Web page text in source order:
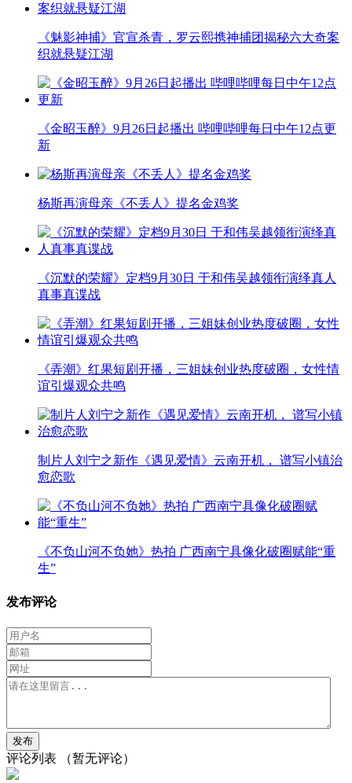
《魅影神捕》官宣杀青，罗云熙携神捕团揭秘六大奇案
织就悬疑江湖
《金昭玉醉》9月26日起播出 哔哩哔哩每日中午12点更
新
杨斯再演母亲《不丢人》提名金鸡奖
《沉默的荣耀》定档9月30日 于和伟吴越领衔演绎真人
真事真谍战
《弄潮》红果短剧开播，三姐妹创业热度破圈，女性情
谊引爆观众共鸣
制片人刘宁之新作《遇见爱情》云南开机， 谱写小镇治
愈恋歌
《不负山河不负她》热拍 广西南宁具像化破圈赋能“重
生”
发布评论
评论列表 （暂无评论）